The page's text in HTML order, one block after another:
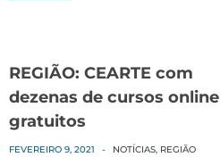
REGIÃO: CEARTE com
dezenas de cursos online
gratuitos
FEVEREIRO 9, 2021 - NOTÍCIAS, REGIÃO